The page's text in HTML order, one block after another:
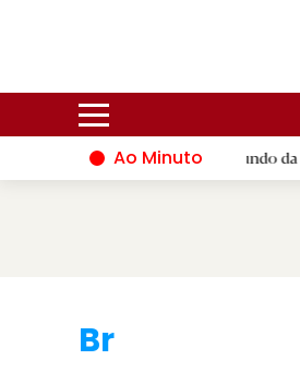
Ao Minuto
e à inovação do mundo da moda |
Braga.